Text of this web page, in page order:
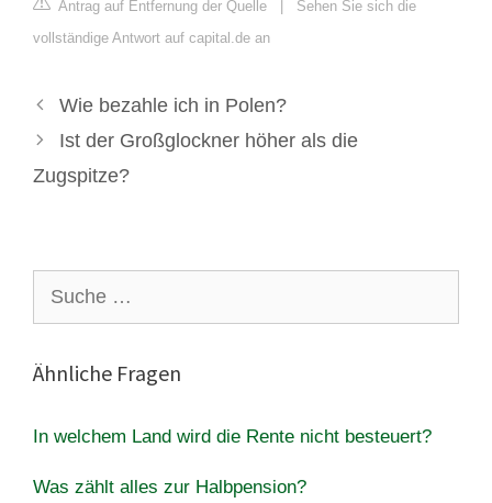
Antrag auf Entfernung der Quelle | Sehen Sie sich die
vollständige Antwort auf capital.de an
Wie bezahle ich in Polen?
Ist der Großglockner höher als die
Zugspitze?
nach:
Ähnliche Fragen
In welchem Land wird die Rente nicht besteuert?
Was zählt alles zur Halbpension?